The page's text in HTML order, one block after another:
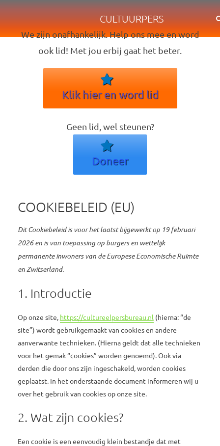
CULTUURPERS
We zijn onafhankelijk. Help ons mee en word
ook lid! Met jou erbij gaat het beter.
Klik hier en word lid
Geen lid, wel steunen?
Doneer
COOKIEBELEID (EU)
Dit Cookiebeleid is voor het laatst bijgewerkt op 19 februari
2026 en is van toepassing op burgers en wettelijk
permanente inwoners van de Europese Economische Ruimte
en Zwitserland.
1. Introductie
Op onze site, https://cultureelpersbureau.nl (hierna: “de
site”) wordt gebruikgemaakt van cookies en andere
aanverwante technieken. (Hierna geldt dat alle technieken
voor het gemak “cookies” worden genoemd). Ook via
derden die door ons zijn ingeschakeld, worden cookies
geplaatst. In het onderstaande document informeren wij u
over het gebruik van cookies op onze site.
2. Wat zijn cookies?
Een cookie is een eenvoudig klein bestandje dat met